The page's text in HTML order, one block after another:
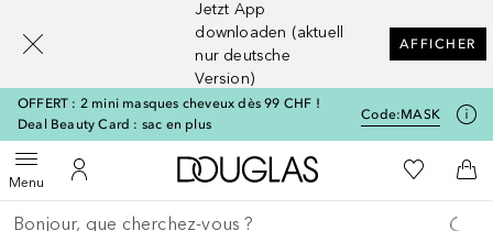
Jetzt App
downloaden (aktuell
nur deutsche
Version)
AFFICHER
OFFERT : 2 mini masques cheveux dès 99 CHF !
Deal Beauty Card : sac en plus
Code:MASK
MenuOuvrir le menuVers Mon Compte
Vers l'accueil Douglas
Vers Ma
Retourner
Exécuter la recherche
[navigation.slideout.screenreader]